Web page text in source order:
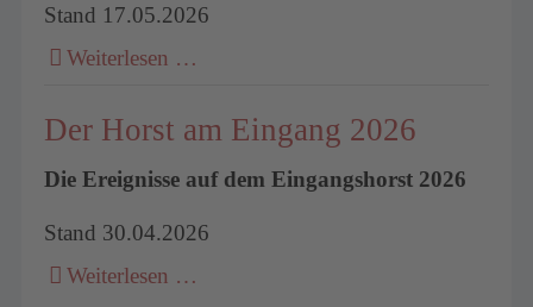
Stand 17.05.2026
Weiterlesen …
Der Horst am Eingang 2026
Die Ereignisse auf dem Eingangshorst 2026
Stand 30.04.2026
Weiterlesen …